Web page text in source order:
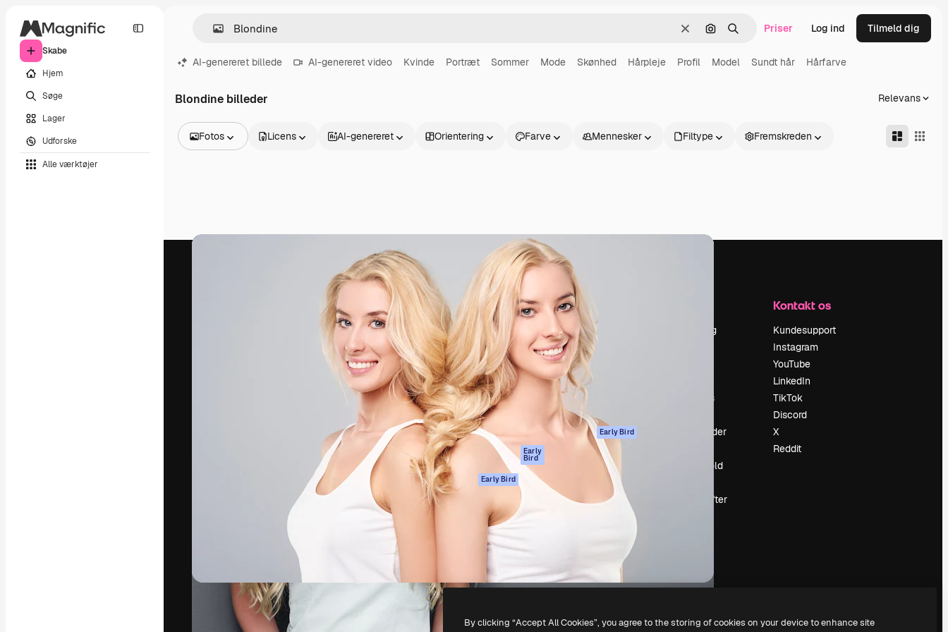
Skabe
Hjem
Søge
Lager
Udforske
Alle værktøjer
Klar Søg efter billede
Søge Priser Log ind Tilmeld dig
AI-genereret billede AI-genereret video Kvinde Portræt Sommer Mode Skønhed Hårpleje Profil Model Sundt hår Hårfarve
Blondine billeder Relevans
Fotos
Videoer
Licens AI-genereret Orientering Farve Mennesker Filtype Fremskreden
Den kreative platform til at skabe dit bedste
arbejde. Over 1 million abonnenter – fra
kreative og virksomheder til bureauer og
Produkter
Spaces
AI-assistent
AI-billedgenerator
AI-videogenerator
AI-
stemmegenerator
Stockindhold
MCP til
Claude/ChatGPT
Early
Bird
Agenter Early Bird
API
Alle Magnific
værktøjer
Kom godt i
gang
Academy
Dokumentation
Support
Vilkår for brug
Privatlivspolitik
Originaler
Early Bird
Cookies politik
Tillidscenter
Virksomhed
Prissætning
Søgetrends
Begivenheder
Sælg indhold
Leder du efter
Kontakt os
Kundesupport
Instagram
YouTube
LinkedIn
TikTok
Discord
X
Reddit
Copyright © 2010- Freepik Company S.L.U.Alle rettigheder forbeholdes.
By clicking “Accept All Cookies”, you agree to the storing of cookies on your device to enhance site